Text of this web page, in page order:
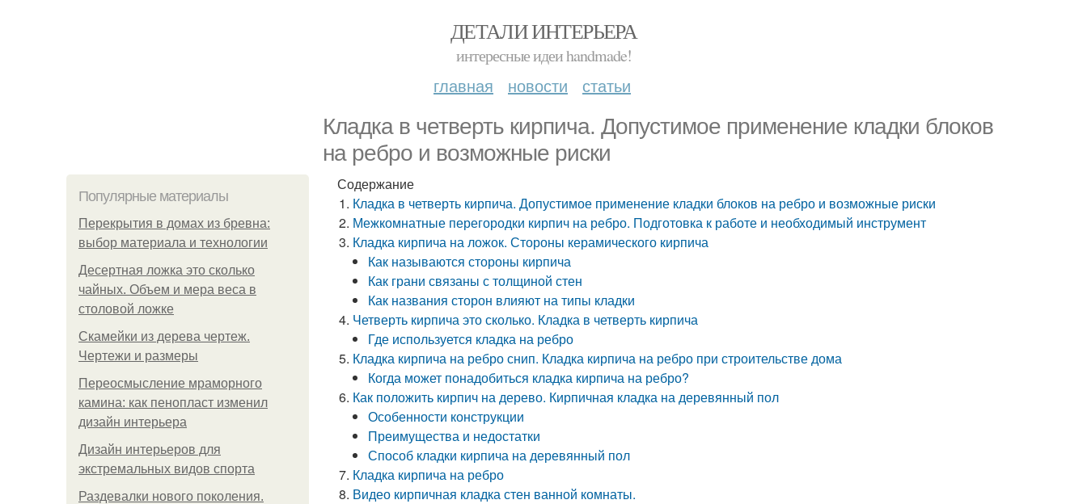
ДЕТАЛИ ИНТЕРЬЕРА
интересные идеи handmade!
главная новости статьи
Кладка в четверть кирпича. Допустимое применение кладки блоков
на ребро и возможные риски
Популярные материалы
Перекрытия в домах из бревна:
выбор материала и технологии
Десертная ложка это сколько
чайных. Объем и мера веса в
столовой ложке
Скамейки из дерева чертеж.
Чертежи и размеры
Переосмысление мраморного
камина: как пенопласт изменил
дизайн интерьера
Дизайн интерьеров для
экстремальных видов спорта
Раздевалки нового поколения.
Содержание
Кладка в четверть кирпича. Допустимое применение кладки блоков на ребро и возможные риски
Межкомнатные перегородки кирпич на ребро. Подготовка к работе и необходимый инструмент
Кладка кирпича на ложок. Стороны керамического кирпича
Как называются стороны кирпича
Как грани связаны с толщиной стен
Как названия сторон влияют на типы кладки
Четверть кирпича это сколько. Кладка в четверть кирпича
Где используется кладка на ребро
Кладка кирпича на ребро снип. Кладка кирпича на ребро при строительстве дома
Когда может понадобиться кладка кирпича на ребро?
Как положить кирпич на дерево. Кирпичная кладка на деревянный пол
Особенности конструкции
Преимущества и недостатки
Способ кладки кирпича на деревянный пол
Кладка кирпича на ребро
Видео кирпичная кладка стен ванной комнаты.